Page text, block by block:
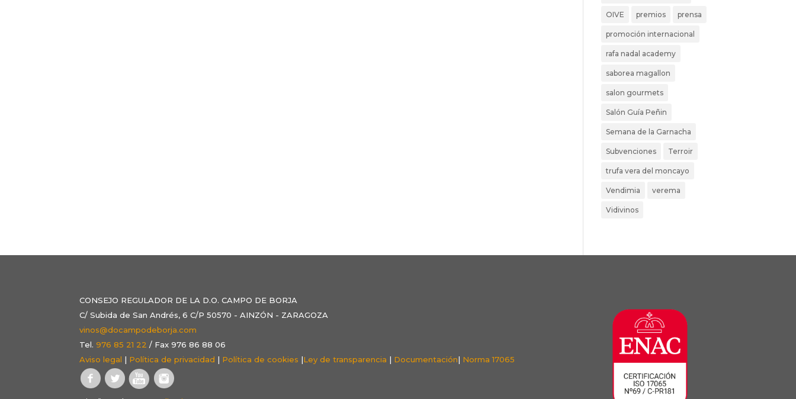
OIVE premios prensa
promoción internacional
rafa nadal academy
saborea magallon
salon gourmets
Salón Guía Peñin
Semana de la Garnacha
Subvenciones Terroir
trufa vera del moncayo
Vendimia verema
Vidivinos
CONSEJO REGULADOR DE LA D.O. CAMPO DE BORJA
C/ Subida de San Andrés, 6 C/P 50570 - AINZÓN - ZARAGOZA
vinos@docampodeborja.com
Tel.976 85 21 22 / Fax 976 86 88 06
Aviso legal | Política de privacidad | Política de cookies |Ley de transparencia | Documentación| Norma 17065